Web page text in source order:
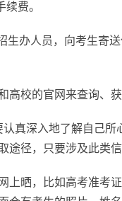
费。
生办人员，向考生寄
校的官网来查询、
认真深入地了解自己
径，只要涉及此类信
上晒，比如高考准考